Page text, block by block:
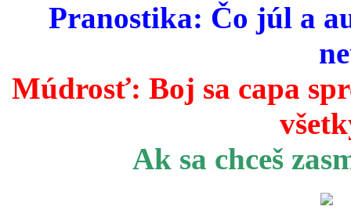
Pranostika: Čo júl a
Múdrosť: Boj sa capa
Ak sa chceš